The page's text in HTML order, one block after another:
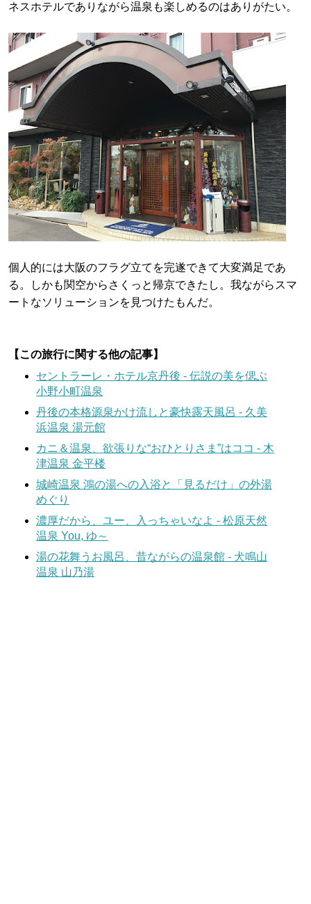
ネスホテルでありながら温泉も楽しめるのはありがたい。
個人的には大阪のフラグ立てを完遂できて大変満足であ
る。しかも関空からさくっと帰京できたし。我ながらスマ
ートなソリューションを見つけたもんだ。
【この旅行に関する他の記事】
セントラーレ・ホテル京丹後 - 伝説の美を偲ぶ
小野小町温泉
丹後の本格源泉かけ流しと豪快露天風呂 - 久美
浜温泉 湯元館
カニ＆温泉、欲張りな“おひとりさま”はココ - 木
津温泉 金平楼
城崎温泉 鴻の湯への入浴と「見るだけ」の外湯
めぐり
濃厚だから、ユー、入っちゃいなよ - 松原天然
温泉 You, ゆ～
湯の花舞うお風呂、昔ながらの温泉館 - 犬鳴山
温泉 山乃湯